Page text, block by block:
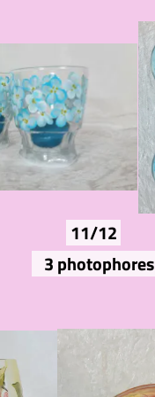
11/12
3 photophores